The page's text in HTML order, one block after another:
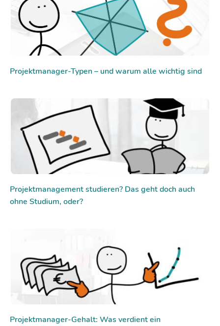
Projektmanager-Typen – und warum alle wichtig sind
Projektmanagement studieren? Das geht doch auch
ohne Studium, oder?
Projektmanager-Gehalt: Was verdient ein